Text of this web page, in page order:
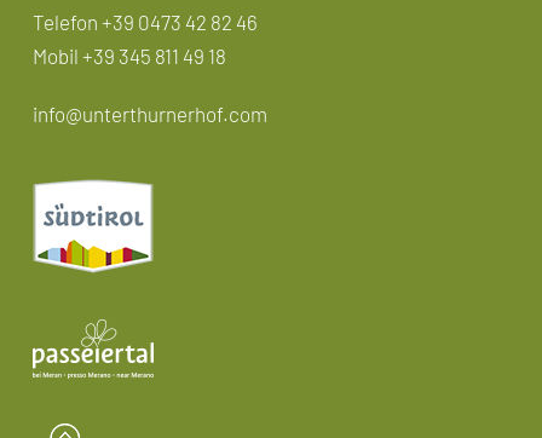
Telefon +39 0473 42 82 46
Mobil +39 345 811 49 18
info@unterthurnerhof.com